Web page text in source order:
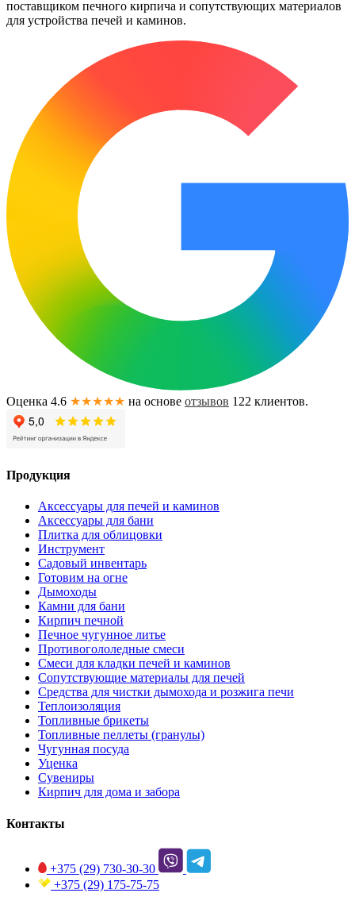
поставщиком печного кирпича и сопутствующих материалов
для устройства печей и каминов.
Оценка 4.6 ★★★★★ на основе отзывов 122 клиентов.
Продукция
Аксессуары для печей и каминов
Аксессуары для бани
Плитка для облицовки
Инструмент
Садовый инвентарь
Готовим на огне
Дымоходы
Камни для бани
Кирпич печной
Печное чугунное литье
Противогололедные смеси
Смеси для кладки печей и каминов
Сопутствующие материалы для печей
Средства для чистки дымохода и розжига печи
Теплоизоляция
Топливные брикеты
Топливные пеллеты (гранулы)
Чугунная посуда
Уценка
Сувениры
Кирпич для дома и забора
Контакты
+375 (29) 730-30-30
+375 (29) 175-75-75